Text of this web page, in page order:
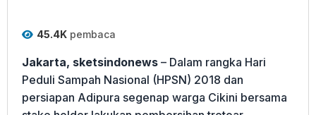
45.4K pembaca
Jakarta, sketsindonews – Dalam rangka Hari
Peduli Sampah Nasional (HPSN) 2018 dan
persiapan Adipura segenap warga Cikini bersama